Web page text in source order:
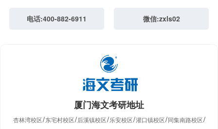
电话:400-882-6911 微信:zxls02
厦门海文考研地址
杏林湾校区/东宅村校区/后溪镇校区/乐安校区/灌口镇校区/同集南路校区/